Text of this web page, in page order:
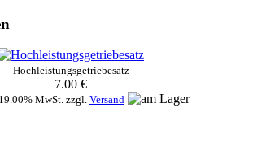
Hochleistungsgetriebesatz
7.00 €
MwSt. zzgl. Versand